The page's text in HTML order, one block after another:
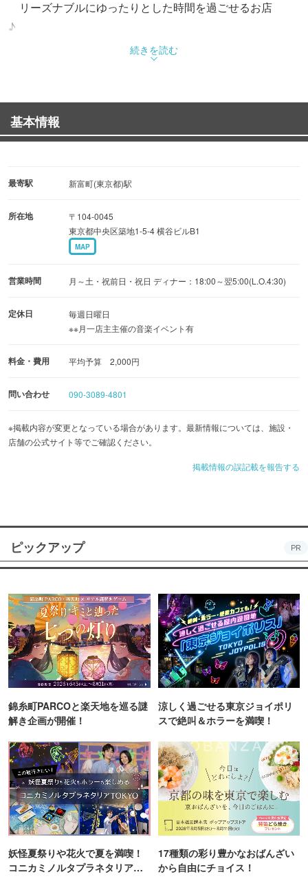
リーズナブルにゆったりとした時間を過ごせるお店
♪
┗━━━━━━━━━━━━━━━━━━━━━━━━━
【路地裏の隠れ家】
【少人数貸切可】最大12名様までOK
【音楽演奏可能】エレキギター、アコースティック、ボー
【二次会・デート。ちょい飲みに】
アヒージョやペペロンチーノ、裏メニューも500円～！
◆人気のちょい飲みセット
◆BARならではのドリンク
7カ国以上のビールや、バーボン、スコッチ、焼酎もご用
続きを読む
基本情報
最寄駅 新富町(東京都)駅
所在地
〒104-0045
東京都中央区築地1-5-4 横谷ビルB1
MAP
営業時間 月～土・祝前日・祝日 ディナー：18:00～翌5:00(L.O.4:30)
定休日
毎週日曜日
※※月一店主主催の音楽イベント有
料金・費用 平均予算 2,000円
問い合わせ 090-3089-4801
※掲載内容が変更となっている場合があります。最新情報については、施設・
店舗の公式サイト等でご確認ください。
掲載情報の誤記載を報告する
ピックアップ PR
錦糸町PARCOと楽天地を巡る謎
解き企画が開催！
涼しく過ごせる東京ジョイポリ
スで絶叫＆ホラーを満喫！
妖怪夏祭りや花火で夏を満喫！
コニカミノルタプラネタリア
17種類の彩り豊かなおばんざい
から自由にチョイス！